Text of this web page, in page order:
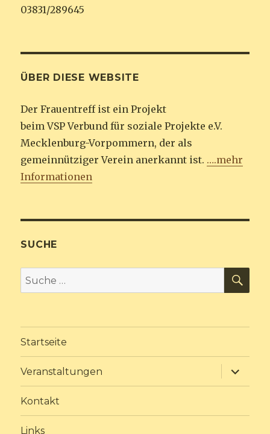
03831/289645
ÜBER DIESE WEBSITE
Der Frauentreff ist ein Projekt
beim VSP Verbund für soziale Projekte e.V.
Mecklenburg-Vorpommern, der als
gemeinnütziger Verein anerkannt ist. ….mehr
Informationen
SUCHE
Suche
nach:
Startseite
Veranstaltungen
Kontakt
Links